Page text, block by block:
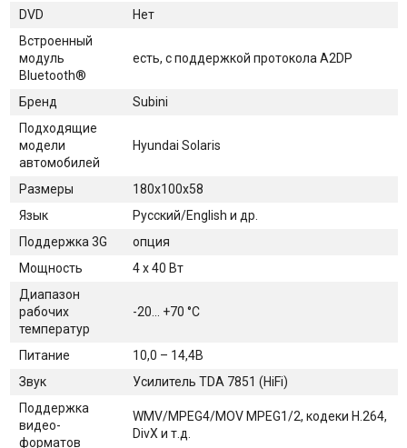
DVD
Нет
Встроенный
модуль
Bluetooth®
есть, с поддержкой протокола A2DP
Бренд
Subini
Подходящие
модели
автомобилей
Hyundai Solaris
Размеры
180х100х58
Язык
Русский/English и др.
Поддержка 3G
опция
Мощность
4 x 40 Вт
Диапазон
рабочих
температур
-20... +70 °С
Питание
10,0 – 14,4В
Звук
Усилитель TDA 7851 (HiFi)
Поддержка
видео-
форматов
WMV/MPEG4/MOV MPEG1/2, кодеки Н.264,
DivX и т.д.